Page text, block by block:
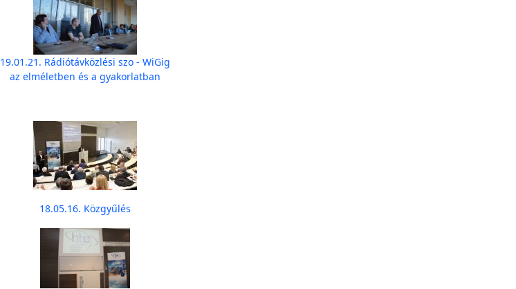
19.01.21. Rádiótávközlési szo - WiGig
az elméletben és a gyakorlatban
18.05.16. Közgyűlés